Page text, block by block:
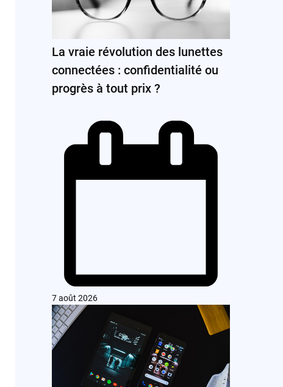
La vraie révolution des lunettes
connectées : confidentialité ou
progrès à tout prix ?
7 août 2026